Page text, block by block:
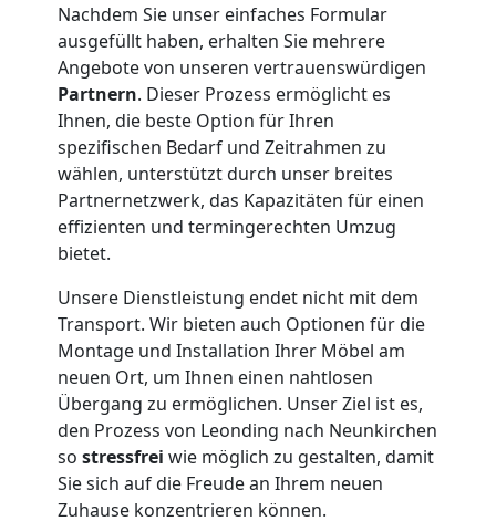
Nachdem Sie unser einfaches Formular
ausgefüllt haben, erhalten Sie mehrere
Angebote von unseren vertrauenswürdigen
Partnern. Dieser Prozess ermöglicht es
Ihnen, die beste Option für Ihren
spezifischen Bedarf und Zeitrahmen zu
wählen, unterstützt durch unser breites
Partnernetzwerk, das Kapazitäten für einen
effizienten und termingerechten Umzug
bietet.
Unsere Dienstleistung endet nicht mit dem
Transport. Wir bieten auch Optionen für die
Montage und Installation Ihrer Möbel am
neuen Ort, um Ihnen einen nahtlosen
Übergang zu ermöglichen. Unser Ziel ist es,
den Prozess von Leonding nach Neunkirchen
so stressfrei wie möglich zu gestalten, damit
Sie sich auf die Freude an Ihrem neuen
Zuhause konzentrieren können.
Leonding
Privatumzug
Leonding
Tresortransport
Leonding
Umzug
für